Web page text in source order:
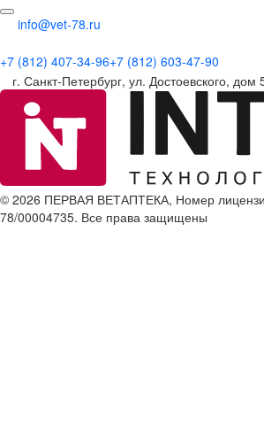
info@vet-78.ru
+7 (812) 407-34-96+7 (812) 603-47-90
г. Санкт-Петербург, ул. Достоевского, дом
© 2026 ПЕРВАЯ ВЕТАПТЕКА, Номер
78/00004735. Все права защищены